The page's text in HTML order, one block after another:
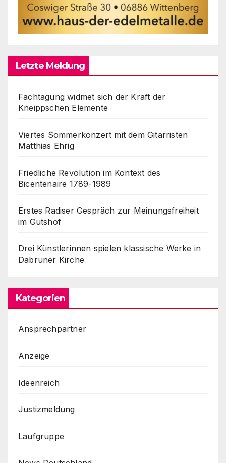
Letzte Meldung
Fachtagung widmet sich der Kraft der
Kneippschen Elemente
Viertes Sommerkonzert mit dem Gitarristen
Matthias Ehrig
Friedliche Revolution im Kontext des
Bicentenaire 1789-1989
Erstes Radiser Gespräch zur Meinungsfreiheit
im Gutshof
Drei Künstlerinnen spielen klassische Werke in
Dabruner Kirche
Kategorien
Ansprechpartner
Anzeige
Ideenreich
Justizmeldung
Laufgruppe